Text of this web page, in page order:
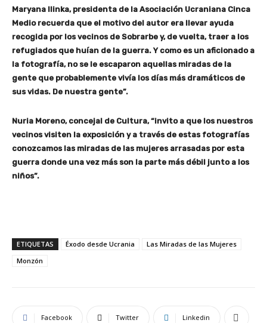
Maryana Ilinka, presidenta de la Asociación Ucraniana Cinca
Medio recuerda que el motivo del autor era llevar ayuda
recogida por los vecinos de Sobrarbe y, de vuelta, traer a los
refugiados que huían de la guerra. Y como es un aficionado a
la fotografía, no se le escaparon aquellas miradas de la
gente que probablemente vivía los días más dramáticos de
sus vidas. De nuestra gente”.
Nuria Moreno, concejal de Cultura, “invito a que los nuestros
vecinos visiten la exposición y a través de estas fotografías
conozcamos las miradas de las mujeres arrasadas por esta
guerra donde una vez más son la parte más débil junto a los
niños”.
ETIQUETAS Éxodo desde Ucrania
Las Miradas de las Mujeres
Monzón
Facebook Twitter Linkedin